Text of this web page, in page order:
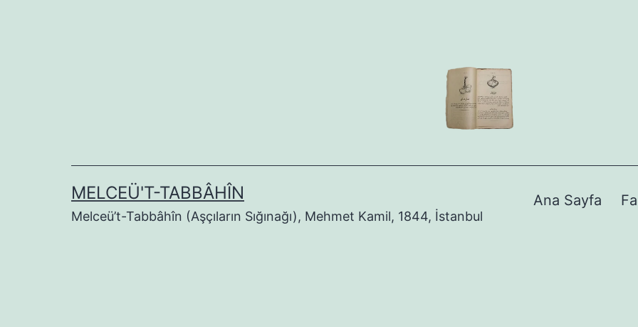
MELCEÜ'T-TABBÂHÎN
Melceü’t-Tabbâhîn (Aşçıların Sığınağı), Mehmet Kamil, 1844, İstanbul
Ana Sayfa